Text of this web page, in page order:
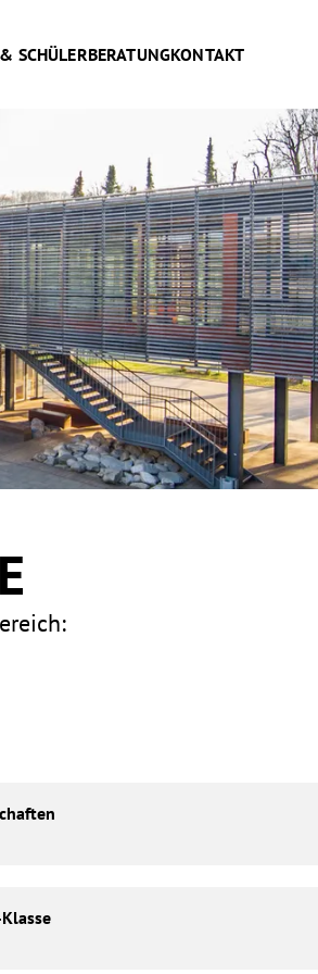
SCHÜLERBERATUNGKONTAKT